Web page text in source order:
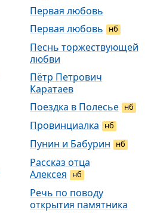
Первая любовь
Первая любовь
нб
Песнь торжествующей
любви
Пётр Петрович
Каратаев
Поездка в Полесье нб
Провинциалка нб
Пунин и Бабурин нб
Рассказ отца
Алексея
нб
Речь по поводу
открытия памятника